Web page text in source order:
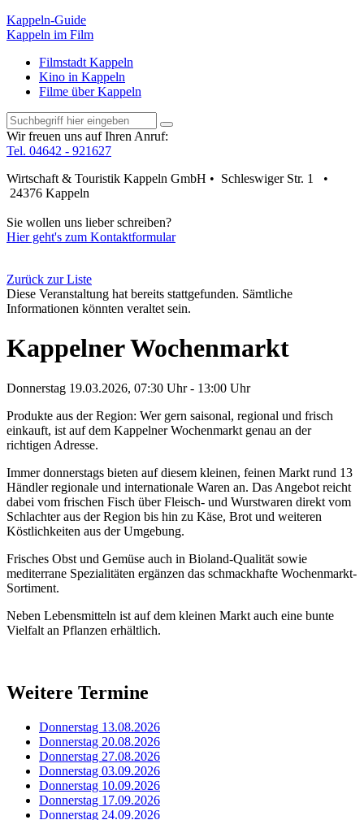
Kappeln-Guide
Kappeln im Film
Filmstadt Kappeln
Kino in Kappeln
Filme über Kappeln
Wir freuen uns auf Ihren Anruf:
Tel. 04642 - 921627
Wirtschaft & Touristik Kappeln GmbH • Schleswiger Str. 1 •
24376 Kappeln
Sie wollen uns lieber schreiben?
Hier geht's zum Kontaktformular
Zurück zur Liste
Diese Veranstaltung hat bereits stattgefunden. Sämtliche
Informationen könnten veraltet sein.
Kappelner Wochenmarkt
Donnerstag 19.03.2026, 07:30 Uhr - 13:00 Uhr
Produkte aus der Region: Wer gern saisonal, regional und frisch
einkauft, ist auf dem Kappelner Wochenmarkt genau an der
richtigen Adresse.
Immer donnerstags bieten auf diesem kleinen, feinen Markt rund 13
Händler regionale und internationale Waren an. Das Angebot reicht
dabei vom frischen Fisch über Fleisch- und Wurstwaren direkt vom
Schlachter aus der Region bis hin zu Käse, Brot und weiteren
Köstlichkeiten aus der Umgebung.
Frisches Obst und Gemüse auch in Bioland-Qualität sowie
mediterrane Spezialitäten ergänzen das schmackhafte Wochenmarkt-
Sortiment.
Neben Lebensmitteln ist auf dem kleinen Markt auch eine bunte
Vielfalt an Pflanzen erhältlich.
Weitere Termine
Donnerstag 13.08.2026
Donnerstag 20.08.2026
Donnerstag 27.08.2026
Donnerstag 03.09.2026
Donnerstag 10.09.2026
Donnerstag 17.09.2026
Donnerstag 24.09.2026